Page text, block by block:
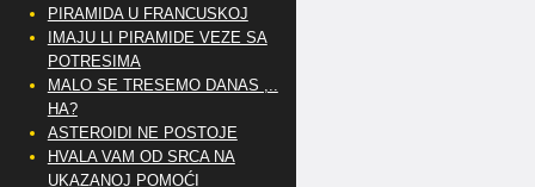
PIRAMIDA U FRANCUSKOJ
IMAJU LI PIRAMIDE VEZE SA
POTRESIMA
MALO SE TRESEMO DANAS ,..
HA?
ASTEROIDI NE POSTOJE
HVALA VAM OD SRCA NA
UKAZANOJ POMOĆI